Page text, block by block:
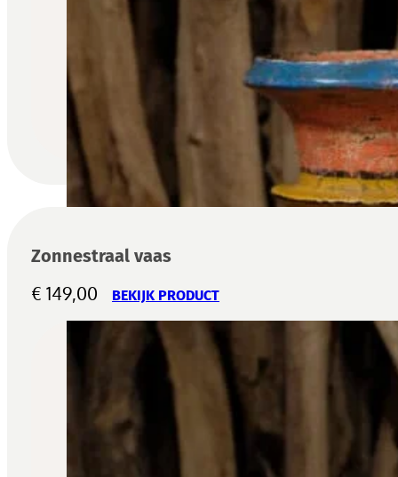
Zonnestraal vaas
€ 149,00 BEKIJK PRODUCT